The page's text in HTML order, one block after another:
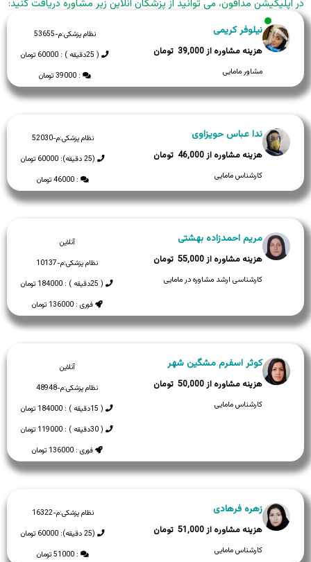
در اپلیکیشن مدافون، می توانید از پزشکان آنلاین زیر مشاوره دریافت کنید:
نظام پزشکی:م-53655
( 25دقیقه ) : 60000 تومان
: 39000 تومان
نیلوفر کریمی
39,000
مشاور مامایی
نظام پزشکی:م-52030
(25 دقیقه): 60000 تومان
: 46000 تومان
ندا عباس حویزاوی
46,000
کارشناس مامایی
آنلاین
نظام پزشکی:م-10137
( 25دقیقه ) : 184000 تومان
فوری : 136000 تومان
مریم احمدزاده بهشتی
55,000
کارشناسی ارشد مشاوره در مامایی
آنلاین
نظام پزشکی:م-48948
( 15دقیقه ) : 184000 تومان
( 30دقیقه ) : 119000 تومان
فوری : 136000 تومان
کوثر اسفرم مشگین شهر
50,000
کارشناس مامایی
نظام پزشکی:م-16322
(25 دقیقه): 60000 تومان
: 51000 تومان
زهره فرهادی
51,000
کارشناس مامایی